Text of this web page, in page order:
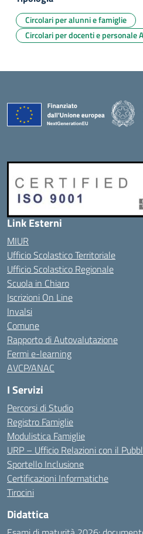
Circolari per alunni e famiglie
Circolari per docenti e personale
Link Esterni
MIUR
Ufficio Scolastico Territoriale
Ufficio Scolastico Regionale
Scuola in Chiaro
Iscrizioni On Line
Invalsi
Comune
Rapporto di Autovalutazione
Fermi e-learning
AVCP/ANAC
I Servizi
Percorsi di Studio
Registro Famiglie
Modulistica Famiglie
URP – Ufficio Relazioni con il
Sportello Inclusione
Certificazioni Informatiche
Tirocini
Didattica